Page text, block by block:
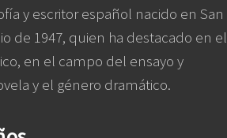
y escritor español nacido en San
de 1947, quien ha destacado en el
en el campo del ensayo y
y el género dramático.